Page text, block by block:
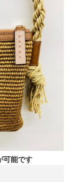
可能です